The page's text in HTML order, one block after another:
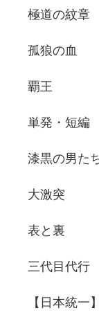
極道の紋章
孤狼の血
覇王
単発・短編
漆黒の男た
大激突
表と裏
三代目代行
【日本統一